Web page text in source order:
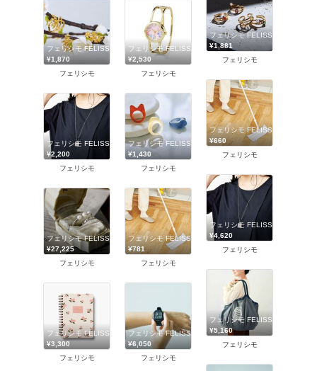
フェリシモ FELISSIMO
¥1,881
フェリシモ
フェリシモ FELISSIMO
¥1,870
フェリシモ
フェリシモ FELISSIMO
¥2,530
フェリシモ
フェリシモ FELISSIMO
¥660
フェリシモ
フェリシモ FELISSIMO
¥2,200
フェリシモ
フェリシモ FELISSIMO
¥1,430
フェリシモ
フェリシモ FELISSIMO
¥4,620
フェリシモ
フェリシモ FELISSIMO
¥27,225
フェリシモ
フェリシモ FELISSIMO
¥781
フェリシモ
フェリシモ FELISSIMO
¥5,160
フェリシモ
フェリシモ FELISSIMO
¥3,300
フェリシモ
フェリシモ FELISSIMO
¥6,050
フェリシモ